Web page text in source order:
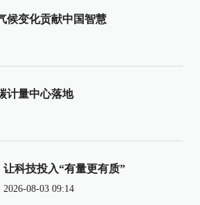
候变化贡献中国智慧
计量中心落地
让科技投入“有量更有质”
2026-08-03 09:14